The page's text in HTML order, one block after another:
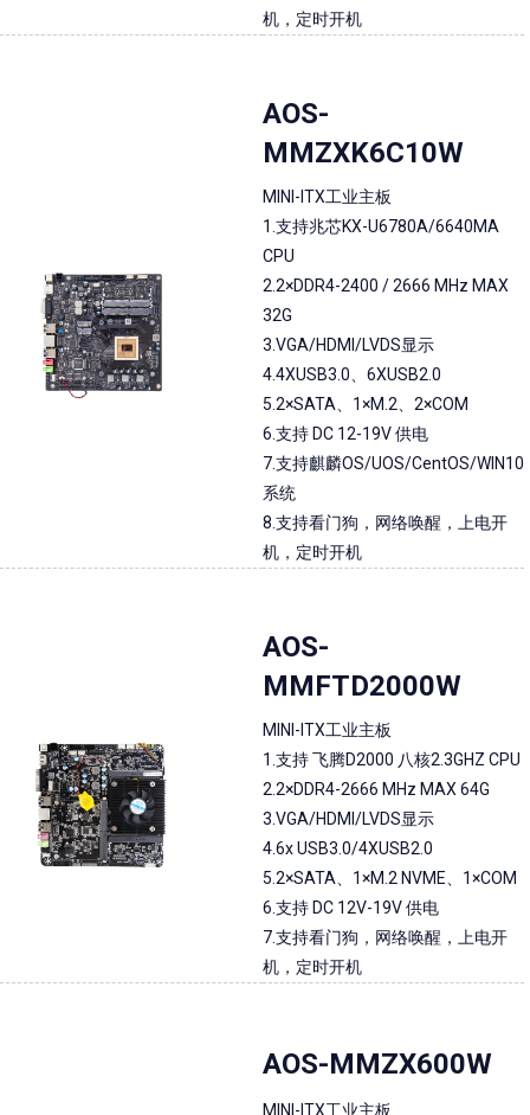
机，定时开机
AOS-
MMZXK6C10W
MINI-ITX工业主板
1.支持兆芯KX-U6780A/6640MA
CPU
2.2×DDR4-2400 / 2666 MHz MAX
32G
3.VGA/HDMI/LVDS显示
4.4XUSB3.0、6XUSB2.0
5.2×SATA、1×M.2、2×COM
6.支持 DC 12-19V 供电
7.支持麒麟OS/UOS/CentOS/WIN10
系统
8.支持看门狗，网络唤醒，上电开
机，定时开机
AOS-
MMFTD2000W
MINI-ITX工业主板
1.支持 飞腾D2000 八核2.3GHZ CPU
2.2×DDR4-2666 MHz MAX 64G
3.VGA/HDMI/LVDS显示
4.6x USB3.0/4XUSB2.0
5.2×SATA、1×M.2 NVME、1×COM
6.支持 DC 12V-19V 供电
7.支持看门狗，网络唤醒，上电开
机，定时开机
AOS-MMZX600W
MINI-ITX工业主板